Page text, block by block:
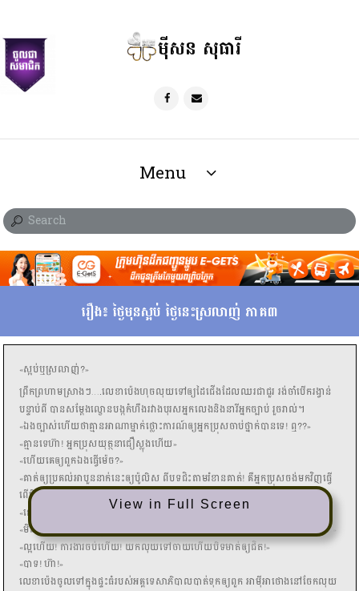
ម៉ីសន សុធារី
Menu
រឿង៖ ថ្ងៃមុនស្អប់ ថ្ងៃនេះស្រលាញ់ ភាគ៣
View in Full Screen